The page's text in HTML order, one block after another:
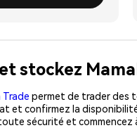
stockez
Trade permet de trader des
et confirmez la
sécurité et